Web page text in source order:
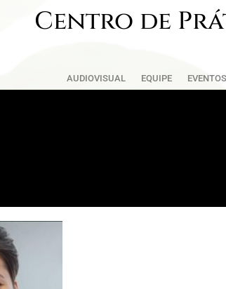
Centro de
AUDIOVISUAL EQUIPE EVENTOS